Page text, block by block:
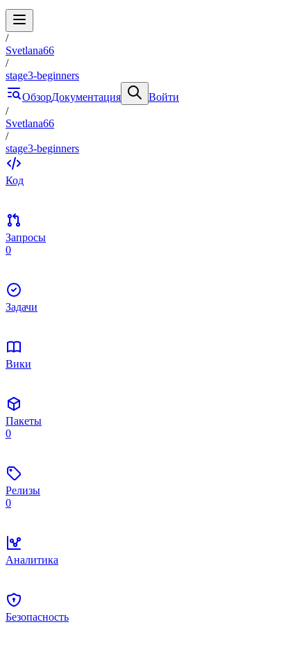
/
Svetlana66
/
stage3-beginners
ОбзорДокументация
Войти
/
Svetlana66
/
stage3-beginners
Код
Запросы
0
Задачи
Вики
Пакеты
0
Релизы
0
Аналитика
Безопасность